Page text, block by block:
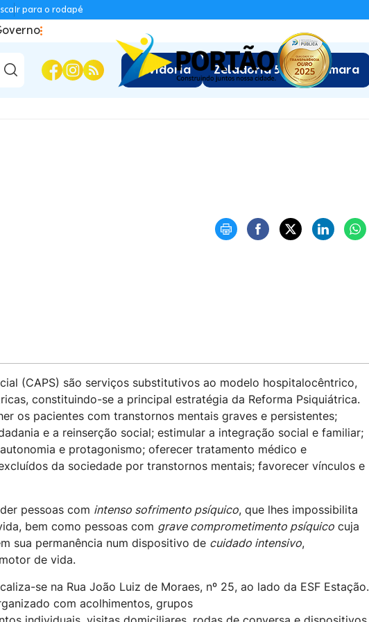
Ir para o rodapé
Pesquisar:
Ouvidoria Zeladoria 5.0 Câmara
(CAPS) são serviços substitutivos ao modelo hospitalocêntrico,
constituindo-se a principal estratégia da Reforma Psiquiátrica.
os pacientes com transtornos mentais graves e persistentes;
e a reinserção social; estimular a integração social e familiar;
e protagonismo; oferecer tratamento médico e
da sociedade por transtornos mentais; favorecer vínculos e
pessoas com intenso sofrimento psíquico, que lhes impossibilita
bem como pessoas com grave comprometimento psíquico cuja
sua permanência num dispositivo de cuidado intensivo,
de vida.
se na Rua João Luiz de Moraes, nº 25, ao lado da ESF Estação.
com acolhimentos, grupos